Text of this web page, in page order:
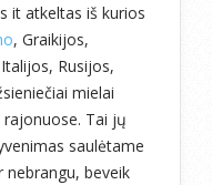
it atkeltas iš kurios
, Graikijos,
Rusijos,
mielai
rajonuose. Tai jų
saulėtame
nebrangu, beveik